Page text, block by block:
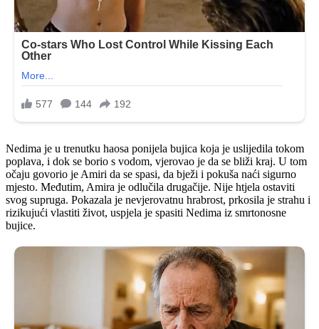
Nedima je u trenutku haosa ponijela bujica koja je uslijedila tokom
poplava, i dok se borio s vodom, vjerovao je da se bliži kraj. U tom
očaju govorio je Amiri da se spasi, da bježi i pokuša naći sigurno
mjesto. Međutim, Amira je odlučila drugačije. Nije htjela ostaviti
svog supruga. Pokazala je nevjerovatnu hrabrost, prkosila je strahu i
rizikujući vlastiti život, uspjela je spasiti Nedima iz smrtonosne
bujice.